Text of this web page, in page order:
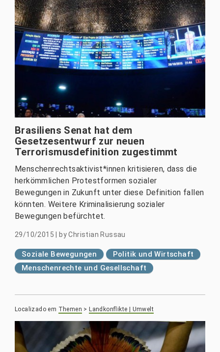
Brasiliens Senat hat dem
Gesetzesentwurf zur neuen
Terrorismusdefinition zugestimmt
Menschenrechtsaktivist*innen kritisieren, dass die
herkömmlichen Protestformen sozialer
Bewegungen in Zukunft unter diese Definition fallen
könnten. Weitere Kriminalisierung sozialer
Bewegungen befürchtet.
29/10/2015 byChristian Russau
Soziale Bewegungen
Politik und Wirtschaft
Menschenrechte und Gesellschaft
Localizado em Themen > Landkonflikte | Umwelt